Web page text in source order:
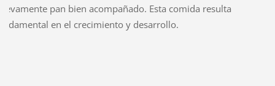
pan bien acompañado. Esta comida resulta
en el crecimiento y desarrollo.